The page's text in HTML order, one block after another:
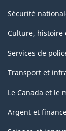
Sécurité
Culture, histoire
Services de
Transport et
Le Canada et le
Argent et